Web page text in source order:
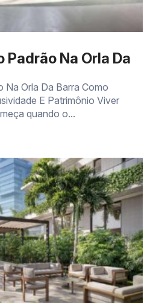
Padrão Na Orla Da
Na Orla Da Barra Como
E Patrimônio Viver
quando o...